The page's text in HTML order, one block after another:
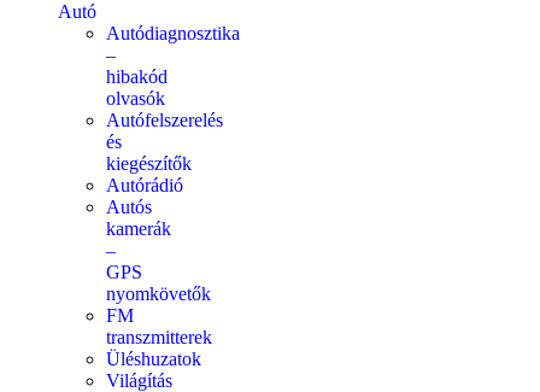
Autó
Autódiagnosztika
–
hibakód
olvasók
Autófelszerelés
és
kiegészítők
Autórádió
Autós
kamerák
–
GPS
nyomkövetők
FM
transzmitterek
Üléshuzatok
Világítás